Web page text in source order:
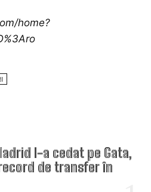
l-a cedat pe Gata,
de transfer în
home?